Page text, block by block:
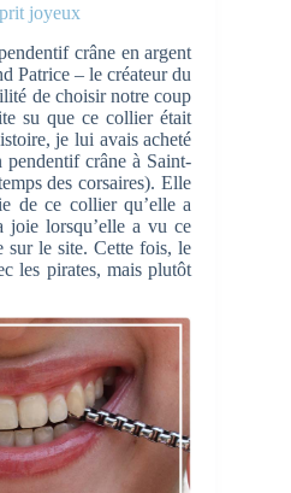
joyeux
crâne en argent
Patrice – le créateur du
de choisir notre coup
su que ce collier était
je lui avais acheté
pendentif crâne à Saint-
des corsaires). Elle
de ce collier qu’elle a
joie lorsqu’elle a vu ce
sur le site. Cette fois, le
les pirates, mais plutôt